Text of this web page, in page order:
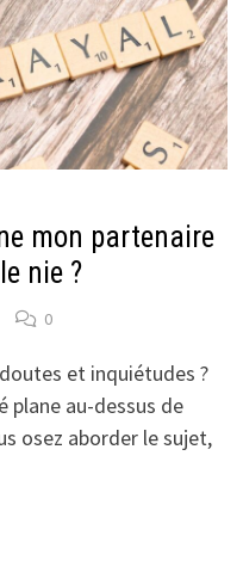
mon partenaire
nie ?
0
et inquiétudes ?
plane au-dessus de
osez aborder le sujet,